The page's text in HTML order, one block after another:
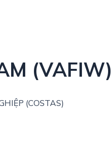
(VAFIW)
(COSTAS)